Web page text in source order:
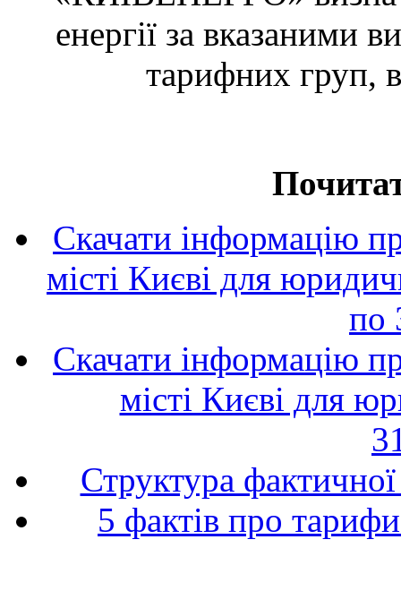
енергії за вказаними
тарифних груп,
Скачати інформацію
місті Києві для
по
Скачати інформацію
місті Києві для
Структура фактичної
5 фактів про